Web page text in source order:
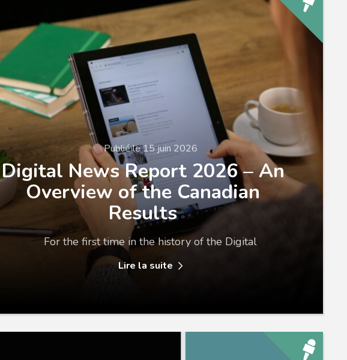
Publié le 15 juin 2026
Digital News Report 2026 – An
Overview of the Canadian
Results
For the first time in the history of the Digital
Lire la suite